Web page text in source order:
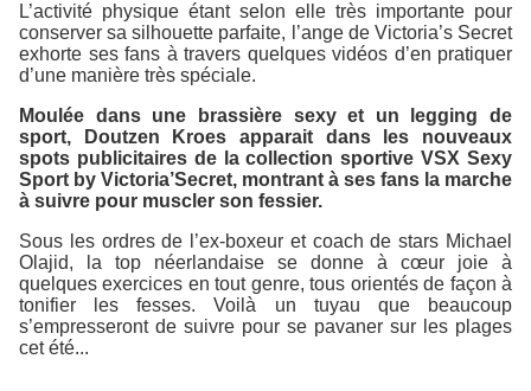
L’activité physique étant selon elle très importante pour
conserver sa silhouette parfaite, l’ange de Victoria’s Secret
exhorte ses fans à travers quelques vidéos d’en pratiquer
d’une manière très spéciale.
Moulée dans une brassière sexy et un legging de
sport, Doutzen Kroes apparait dans les nouveaux
spots publicitaires de la collection sportive VSX Sexy
Sport by Victoria’Secret, montrant à ses fans la marche
à suivre pour muscler son fessier.
Sous les ordres de l’ex-boxeur et coach de stars Michael
Olajid, la top néerlandaise se donne à cœur joie à
quelques exercices en tout genre, tous orientés de façon à
tonifier les fesses. Voilà un tuyau que beaucoup
s’empresseront de suivre pour se pavaner sur les plages
cet été...